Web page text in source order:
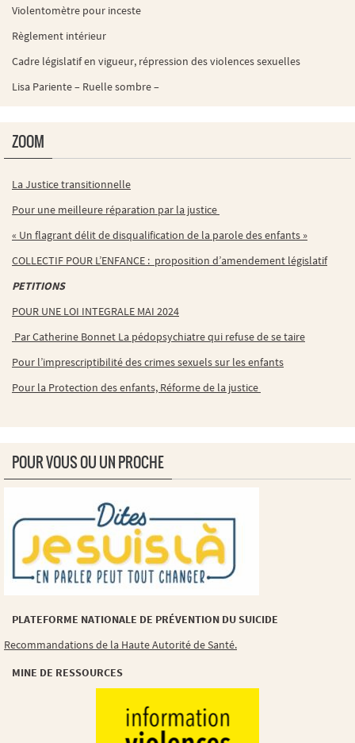
Violentomètre pour inceste
Règlement intérieur
Cadre législatif en vigueur, répression des violences sexuelles
Lisa Pariente – Ruelle sombre –
ZOOM
La Justice transitionnelle
Pour une meilleure réparation par la justice
« Un flagrant délit de disqualification de la parole des enfants »
COLLECTIF POUR L’ENFANCE : proposition d’amendement législatif
PETITIONS
POUR UNE LOI INTEGRALE MAI 2024
Par Catherine Bonnet La pédopsychiatre qui refuse de se taire
Pour l’imprescriptibilité des crimes sexuels sur les enfants
Pour la Protection des enfants, Réforme de la justice
POUR VOUS OU UN PROCHE
PLATEFORME NATIONALE DE PRÉVENTION DU SUICIDE
Recommandations de la Haute Autorité de Santé.
MINE DE RESSOURCES